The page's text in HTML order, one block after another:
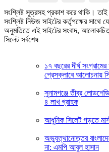
সংশ্লিষ্ট সূত্রসহ প্রকাশ করে থাকি।
সংশ্লিষ্ট নিউজ সাইটের কর্তৃপক্ষের
অনুমতিতে এই সাইটের সংবাদ,
সিলেট সর্বশেষ
১৭ বছরের দীর্ঘ
প্রেসক্লাবে আলোচনায়
সুনামগঞ্জে তীব্র
৪ লাখ গ্রাহক
আধুনিক সিলেট গড়তে
অভ্যুত্থানোত্তর
না: এমপি আবুল হাসান